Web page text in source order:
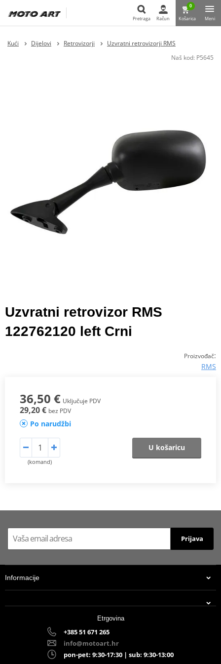
Pretraga Račun
0
Košarica Meni
Kući Dijelovi Retrovizorji
Uzvratni retrovizorji RMS
Naš kod: P5645
Uzvratni retrovizor RMS
122762120 left Crni
Proizvođač:
RMS
36,50 € Uključuje PDV
29,20 € bez PDV
Po narudžbi
(komand)
U košaricu
Prijava
Informacije
Etrgovina
+385 51 671 265
info@motoart.hr
pon-pet: 9:30-17:30 | sub: 9:30-13:00